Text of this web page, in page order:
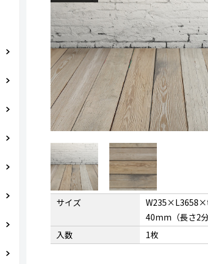
サイズ
40mm（長さ2分
入数
1枚